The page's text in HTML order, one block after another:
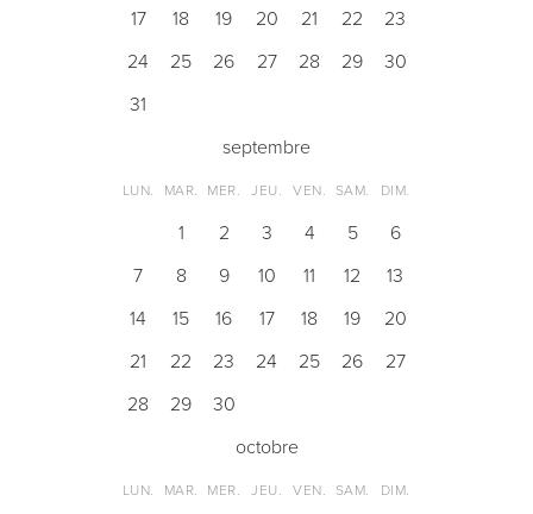
17 18 19 20 21 22
23
24
25 26 27 28 29
30
31
septembre
LUN. MAR. MER. JEU. VEN. SAM. DIM.
1 2 3 4 5
6
7
8 9 10 11 12
13
14
15 16 17 18 19
20
21
22 23 24 25 26
27
28
29
30
octobre
LUN. MAR. MER. JEU. VEN. SAM. DIM.